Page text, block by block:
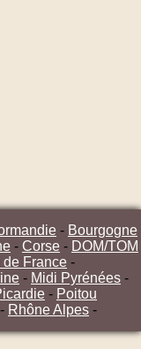
- Bourgogne
- Corse - DOM/TOM
de France -
- Midi Pyrénées -
- Poitou
- Rhône Alpes -